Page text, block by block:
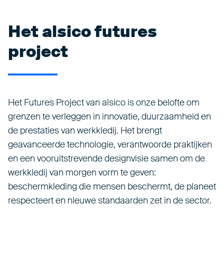
Het alsico futures
project
Het Futures Project van alsico is onze belofte om
grenzen te verleggen in innovatie, duurzaamheid en
de prestaties van werkkledij. Het brengt
geavanceerde technologie, verantwoorde praktijken
en een vooruitstrevende designvisie samen om de
werkkledij van morgen vorm te geven:
beschermkleding die mensen beschermt, de planeet
respecteert en nieuwe standaarden zet in de sector.